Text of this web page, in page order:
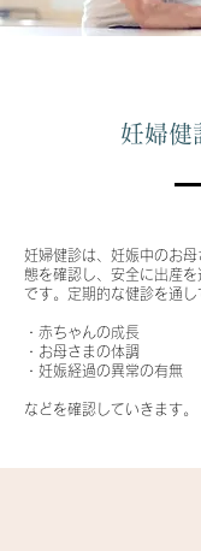
妊婦健
妊婦健診は、妊娠中のお
態を確認し、安全に出産
です。定期的な健診を通し
・赤ちゃんの成長
・お母さまの体調
・妊娠経過の異常の有無
などを確認していきます。